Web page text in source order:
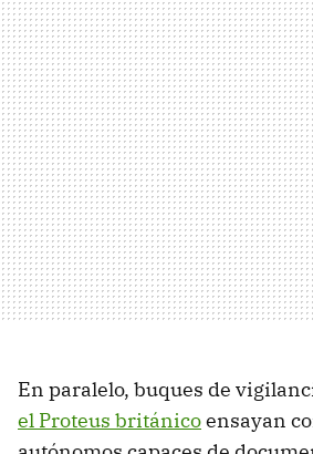
En paralelo, buques de
el Proteus británicoensayan